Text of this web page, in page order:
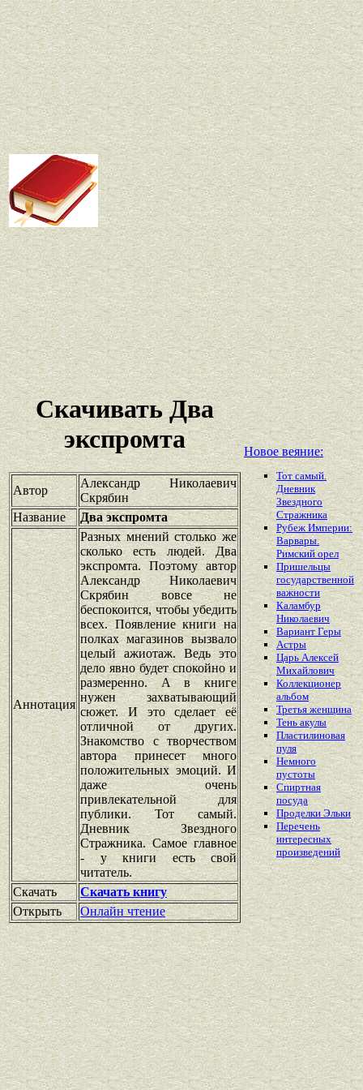
Скачивать Два
экспромта
Автор
Александр Николаевич
Скрябин
Название
Два экспромта
Аннотация
Разных мнений столько же
сколько есть людей. Два
экспромта. Поэтому автор
Александр Николаевич
Скрябин вовсе не
беспокоится, чтобы убедить
всех. Появление книги на
полках магазинов вызвало
целый ажиотаж. Ведь это
дело явно будет спокойно и
размеренно. А в книге
нужен захватывающий
сюжет. И это сделает её
отличной от других.
Знакомство с творчеством
автора принесет много
положительных эмоций. И
даже очень
привлекательной для
публики. Тот самый.
Дневник Звездного
Стражника. Самое главное
- у книги есть свой
читатель.
Скачать
Скачать книгу
Открыть
Онлайн чтение
Новое веяние:
Тот самый.
Дневник
Звездного
Стражника
Рубеж Империи:
Варвары.
Римский орел
Пришельцы
государственной
важности
Каламбур
Николаевич
Вариант Геры
Астры
Царь Алексей
Михайлович
Коллекционер
альбом
Третья женщина
Тень акулы
Пластилиновая
пуля
Немного
пустоты
Спиртная
посуда
Проделки Эльки
Перечень
интересных
произведений